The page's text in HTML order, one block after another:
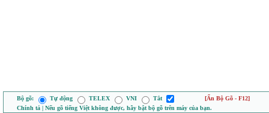
Bộ gõ: Tự động TELEX VNI Tắt
[Ẩn Bộ Gõ - F12]
Chính tả | Nếu gõ tiếng Việt không được, hãy bật bộ gõ trên máy của bạn.